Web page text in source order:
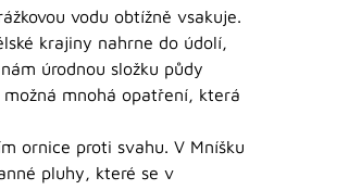
vodu obtížně vsakuje.
krajiny nahrne do údolí,
úrodnou složku půdy
mnohá opatření, která
ornice proti svahu. V Mníšku
pluhy, které se v